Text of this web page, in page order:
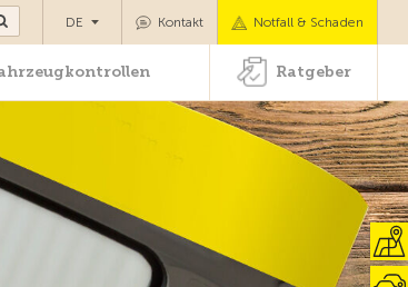
& Fahrzeugkontrollen Ratgeber
Kontakt Notfall & Schaden
DE
Ratgeber